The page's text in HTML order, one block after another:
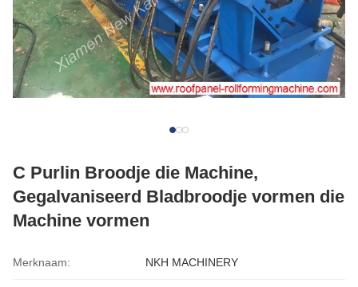
C Purlin Broodje die Machine,
Gegalvaniseerd Bladbroodje vormen die
Machine vormen
Merknaam: NKH MACHINERY